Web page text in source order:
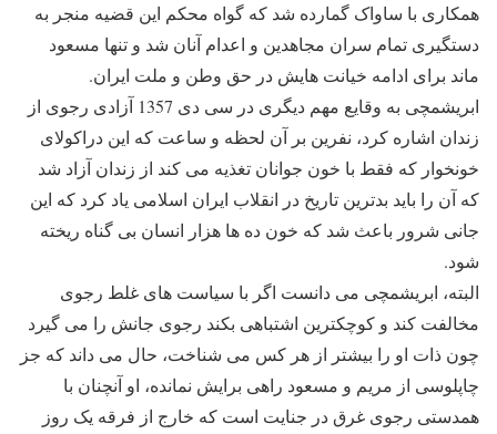
همکاری با ساواک گمارده شد که گواه محکم این قضیه منجر به
دستگیری تمام سران مجاهدین و اعدام آنان شد و تنها مسعود
ماند برای ادامه خیانت هایش در حق وطن و ملت ایران.
ابریشمچی به وقایع مهم دیگری در سی دی 1357 آزادی رجوی از
زندان اشاره کرد، نفرین بر آن لحظه و ساعت که این دراکولای
خونخوار که فقط با خون جوانان تغذیه می کند از زندان آزاد شد
که آن را باید بدترین تاریخ در انقلاب ایران اسلامی یاد کرد که این
جانی شرور باعث شد که خون ده ها هزار انسان بی گناه ریخته
شود.
البته، ابریشمچی می دانست اگر با سیاست های غلط رجوی
مخالفت کند و کوچکترین اشتباهی بکند رجوی جانش را می گیرد
چون ذات او را بیشتر از هر کس می شناخت، حال می داند که جز
چاپلوسی از مریم و مسعود راهی برایش نمانده، او آنچنان با
همدستی رجوی غرق در جنایت است که خارج از فرقه یک روز